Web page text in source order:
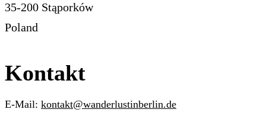
35-200 Stąporków
Poland
Kontakt
E-Mail: kontakt@wanderlustinberlin.de